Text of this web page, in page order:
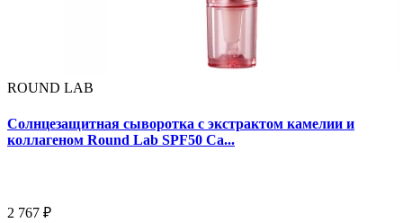
ROUND LAB
Солнцезащитная сыворотка с экстрактом камелии и
коллагеном Round Lab SPF50 Ca...
2 767 ₽